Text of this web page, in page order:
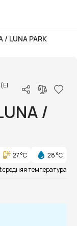
/ LUNA PARK
/
27 °C
28 °C
средняя температура